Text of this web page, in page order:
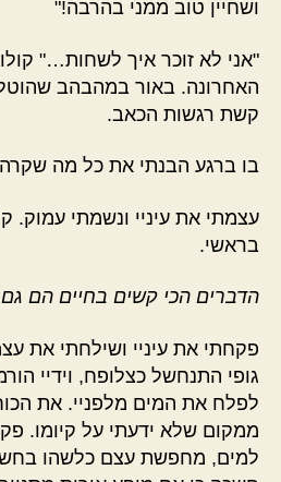
ושחיין טוב ממני בהרבה!"
"אני לא זוכר איך לשחות…"
האחרונה. באור במהבהב שהוטל
קשת רגשות הכאב.
בו ברגע הבנתי את כל מה שקרה
עצמתי את עיניי ונשמתי עמוק.
בראשי.
הדברים הכי קשים בחיים הם
פקחתי את עיניי ושילחתי את
גופי התנחשל כצלופח, וידיי
לפלח את המים מלפניי. את
ממקום שלא ידעתי על קיומו.
למים, מחפשת עצם כלשהו